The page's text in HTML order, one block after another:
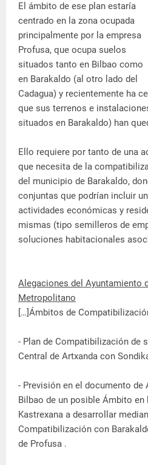
El ámbito de ese plan estaría
centrado en la zona ocupada
principalmente por la empresa
Profusa, que ocupa suelos
situados tanto en Bilbao como
en Barakaldo (al otro lado del
Cadagua) y recientemente ha
que sus terrenos e
situados en Barakaldo) han
Ello requiere por tanto de una
que necesita de la
del municipio de Barakaldo,
conjuntas que podrían incluir
actividades económicas y
mismas (tipo semilleros de
soluciones habitacionales
Alegaciones del Ayuntamiento
Metropolitano
[…]Ámbitos de
- Plan de Compatibilización de
Central de Artxanda con
- Previsión en el documento de
Bilbao de un posible Ámbito en
Kastrexana a desarrollar
Compatibilización con
de Profusa .